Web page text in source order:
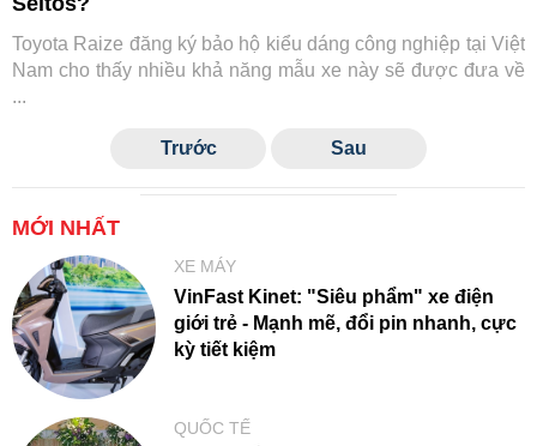
Toyota Raize đăng ký bảo hộ kiểu dáng công nghiệp tại Việt
Nam cho thấy nhiều khả năng mẫu xe này sẽ được đưa về
...
Trước Sau
MỚI NHẤT
XE MÁY
VinFast Kinet: "Siêu phẩm" xe điện
giới trẻ - Mạnh mẽ, đổi pin nhanh, cực
kỳ tiết kiệm
QUỐC TẾ